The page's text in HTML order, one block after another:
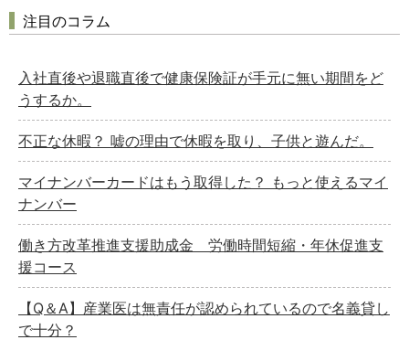
注目のコラム
入社直後や退職直後で健康保険証が手元に無い期間をど
うするか。
不正な休暇？ 嘘の理由で休暇を取り、子供と遊んだ。
マイナンバーカードはもう取得した？ もっと使えるマイ
ナンバー
働き方改革推進支援助成金 労働時間短縮・年休促進支
援コース
【Q＆A】産業医は無責任が認められているので名義貸し
で十分？